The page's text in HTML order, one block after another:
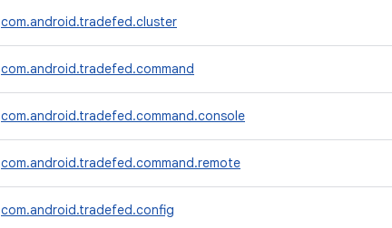
com.android.tradefed.cluster
com.android.tradefed.command
com.android.tradefed.command.console
com.android.tradefed.command.remote
com.android.tradefed.config